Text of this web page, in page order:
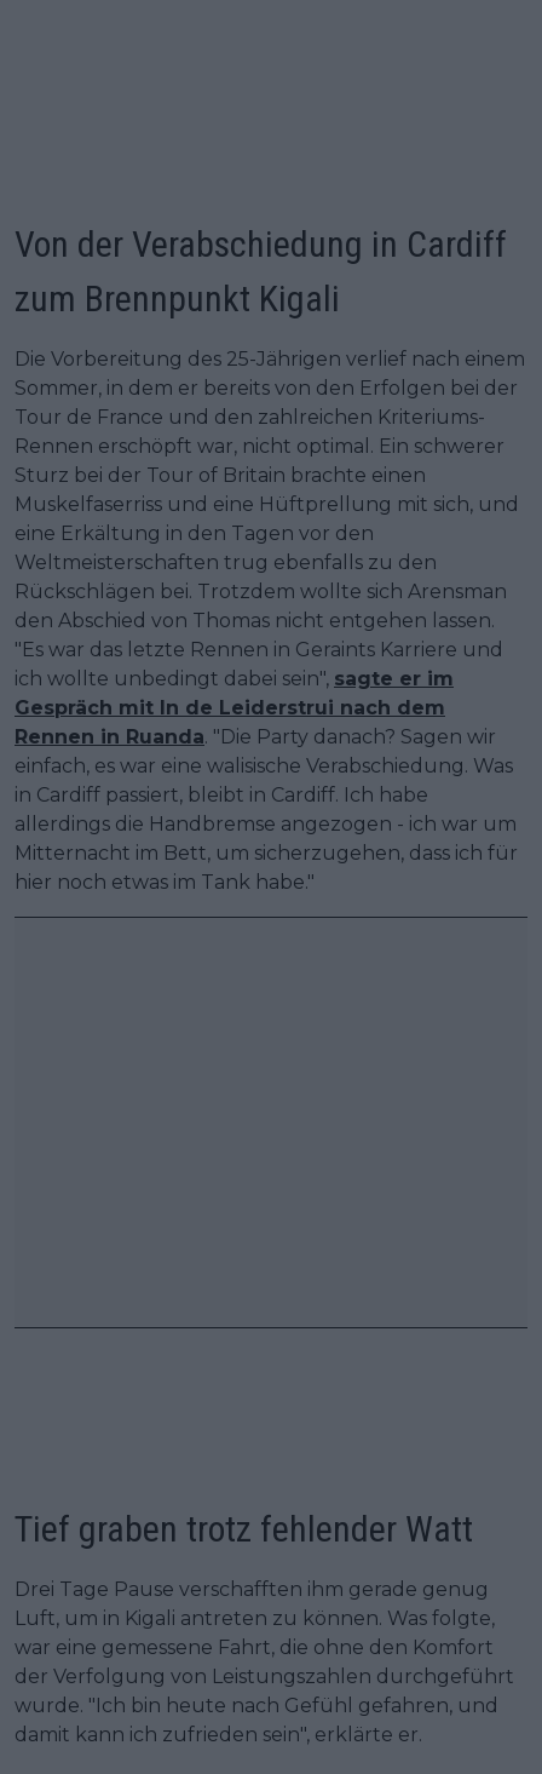
Von der Verabschiedung in Cardiff
zum Brennpunkt Kigali
Die Vorbereitung des 25-Jährigen verlief nach einem
Sommer, in dem er bereits von den Erfolgen bei der
Tour de France und den zahlreichen Kriteriums-
Rennen erschöpft war, nicht optimal. Ein schwerer
Sturz bei der Tour of Britain brachte einen
Muskelfaserriss und eine Hüftprellung mit sich, und
eine Erkältung in den Tagen vor den
Weltmeisterschaften trug ebenfalls zu den
Rückschlägen bei. Trotzdem wollte sich Arensman
den Abschied von Thomas nicht entgehen lassen.
"Es war das letzte Rennen in Geraints Karriere und
ich wollte unbedingt dabei sein", sagte er im
Gespräch mit In de Leiderstrui nach dem
Rennen in Ruanda. "Die Party danach? Sagen wir
einfach, es war eine walisische Verabschiedung. Was
in Cardiff passiert, bleibt in Cardiff. Ich habe
allerdings die Handbremse angezogen - ich war um
Mitternacht im Bett, um sicherzugehen, dass ich für
hier noch etwas im Tank habe."
Tief graben trotz fehlender Watt
Drei Tage Pause verschafften ihm gerade genug
Luft, um in Kigali antreten zu können. Was folgte,
war eine gemessene Fahrt, die ohne den Komfort
der Verfolgung von Leistungszahlen durchgeführt
wurde. "Ich bin heute nach Gefühl gefahren, und
damit kann ich zufrieden sein", erklärte er.